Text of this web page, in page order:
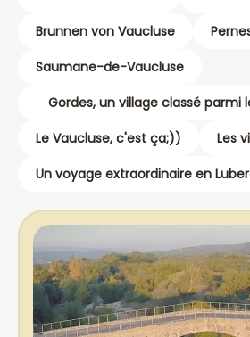
Brunnen von Vaucluse
Saumane-de-Vaucluse
Gordes, un village classé parmi
Le Vaucluse, c'est ça;))
Les
Un voyage extraordinaire en